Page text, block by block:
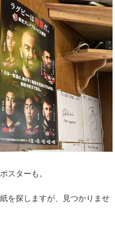
スターも。
を探しますが、見つかりませ